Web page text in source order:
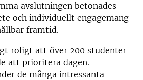
avslutningen betonades
och individuellt engagemang
framtid.
roligt att över 200 studenter
att prioritera dagen.
de många intressanta